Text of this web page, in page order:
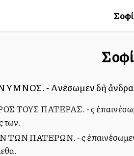
- Αἰνέσωμεν δὴ ἄνδρας
ΠΑΤΕΡΑΣ. - Ἄς
των.
ΠΑΤΕΡΩΝ. - Ἄς ἐπαινέσωμεν